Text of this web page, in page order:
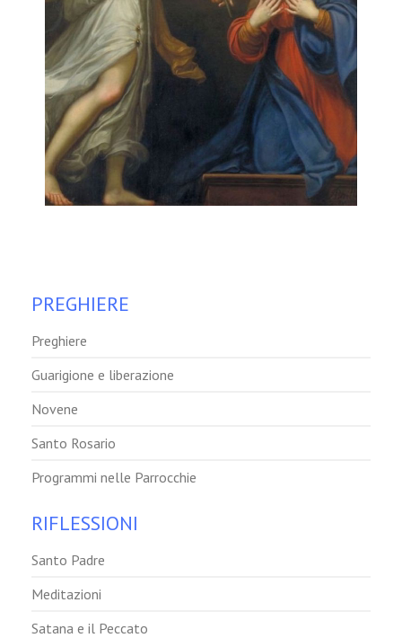
PREGHIERE
Preghiere
Guarigione e liberazione
Novene
Santo Rosario
Programmi nelle Parrocchie
RIFLESSIONI
Santo Padre
Meditazioni
Satana e il Peccato